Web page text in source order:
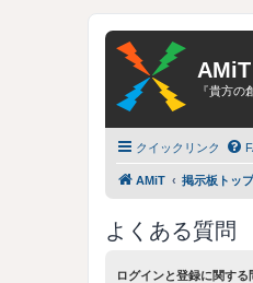
『貴方の
クイックリンク
AMiT 掲示板トップ
よくある質問
ログインと登録に関する